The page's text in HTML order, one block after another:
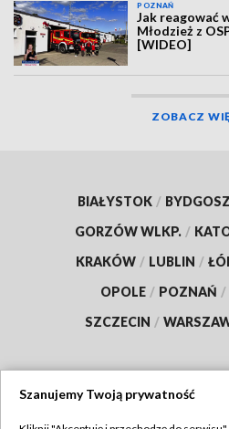
POZNAŃ
Jak reagować
Młodzież z
[WIDEO]
ZOBACZ
BIAŁYSTOK /
GORZÓW WLKP. /
KRAKÓW / LUBLIN /
OPOLE / POZNAŃ /
SZCZECIN /
Szanujemy Twoją prywatność